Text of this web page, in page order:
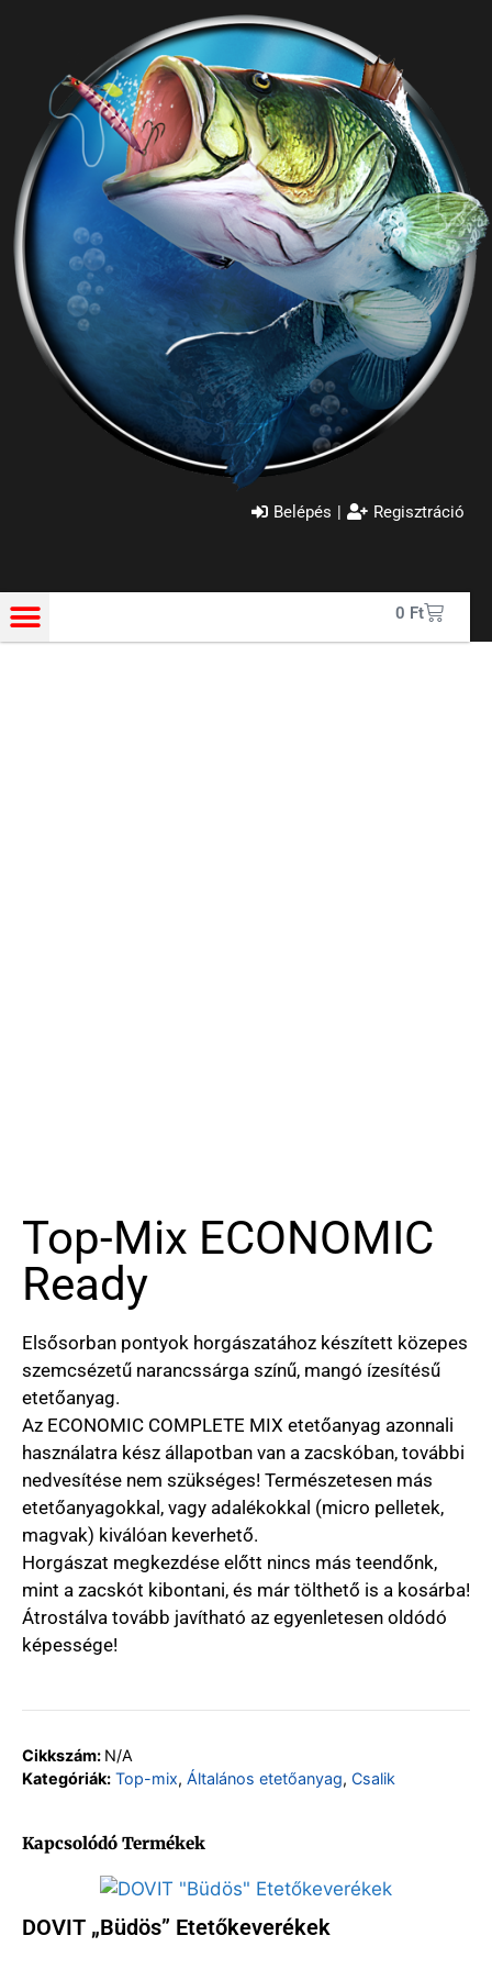
Belépés | Regisztráció
0 Ft
Top-Mix ECONOMIC
Ready
Elsősorban pontyok horgászatához készített közepes
szemcsézetű narancssárga színű, mangó ízesítésű
etetőanyag.
Az ECONOMIC COMPLETE MIX etetőanyag azonnali
használatra kész állapotban van a zacskóban, további
nedvesítése nem szükséges! Természetesen más
etetőanyagokkal, vagy adalékokkal (micro pelletek,
magvak) kiválóan keverhető.
Horgászat megkezdése előtt nincs más teendőnk,
mint a zacskót kibontani, és már tölthető is a kosárba!
Átrostálva tovább javítható az egyenletesen oldódó
képessége!
Cikkszám: N/A
Kategóriák: Top-mix, Általános etetőanyag, Csalik
Kapcsolódó Termékek
DOVIT „Büdös” Etetőkeverékek